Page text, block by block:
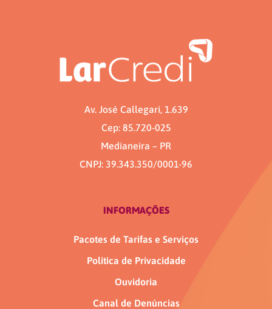
Av. José Callegari, 1.639
Cep: 85.720-025
Medianeira – PR
CNPJ: 39.343.350/0001-96
INFORMAÇÕES
Pacotes de Tarifas e Serviços
Política de Privacidade
Ouvidoria
Canal de Denúncias